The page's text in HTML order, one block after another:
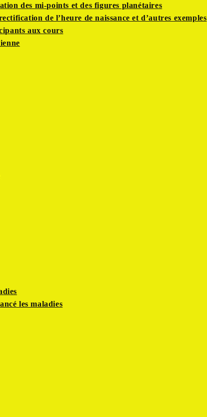
des mi-points et des figures planétaires
de l’heure de naissance et d’autres exemples
aux cours
les maladies